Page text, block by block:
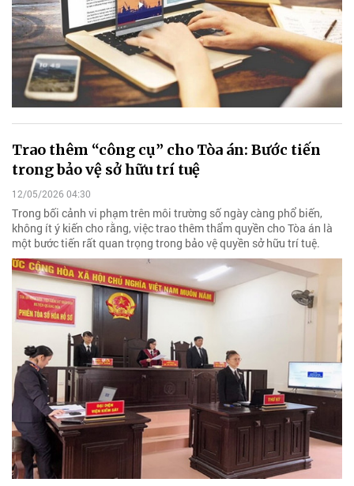
Trao thêm “công cụ” cho Tòa án: Bước tiến
trong bảo vệ sở hữu trí tuệ
12/05/2026 04:30
Trong bối cảnh vi phạm trên môi trường số ngày càng phổ biến,
không ít ý kiến cho rằng, việc trao thêm thẩm quyền cho Tòa án là
một bước tiến rất quan trọng trong bảo vệ quyền sở hữu trí tuệ.